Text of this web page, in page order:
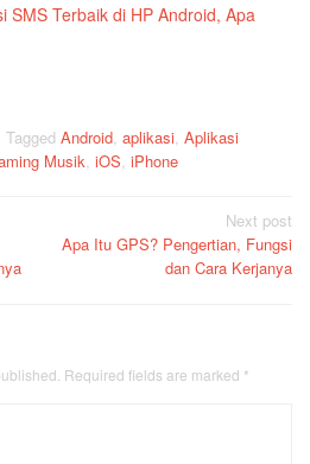
SMS Terbaik di HP Android, Apa
Tagged Android aplikasi Aplikasi
Musik iOS iPhone
Next post
Apa Itu GPS? Pengertian, Fungsi
dan Cara Kerjanya
Required fields are marked *